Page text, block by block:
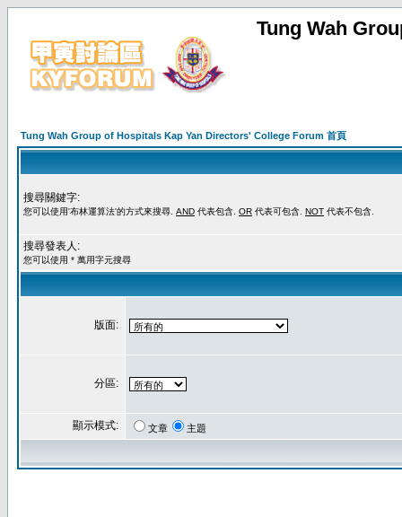
Tung Wah
Tung Wah Group of Hospitals Kap Yan Directors' College Forum 首頁
搜尋關鍵字:
您可以使用'布林運算法'的方式來搜尋. AND 代表包含. OR 代表可包含. NOT 代表不包含.
搜尋發表人:
您可以使用 * 萬用字元搜尋
版面:
分區:
顯示模式: 文章 主題